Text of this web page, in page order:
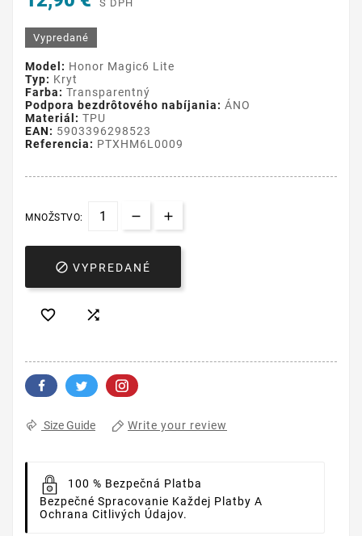
S DPH
Vypredané
Model: Honor Magic6 Lite
Typ: Kryt
Farba: Transparentný
Podpora bezdrôtového nabíjania: ÁNO
Materiál: TPU
EAN: 5903396298523
Referencia: PTXHM6L0009
MNOŽSTVO:
 VYPREDANÉ
 
Size Guide Write your review
100 % Bezpečná Platba
Bezpečné Spracovanie Každej Platby A
Ochrana Citlivých Údajov.